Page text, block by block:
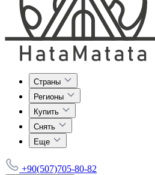
Страны
Регионы
Купить
Снять
Еще
+90(507)705-80-82